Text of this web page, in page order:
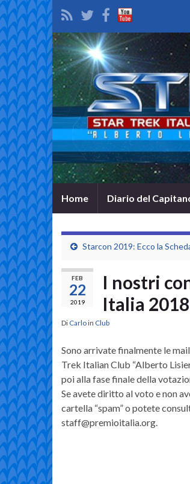
Home Diario del
Starcon 2019: Ecco la
FEB
22
2019
I nostri
Italia 2018
Di Carloin Club
Sono arrivate finalmente le
Trek Italian Club “Alberto
poi alla fase finale della
Se avete diritto al voto e non
cartella “spam” o potete
staff@premioitalia.org.